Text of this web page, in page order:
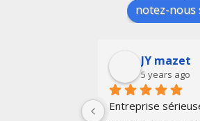
notez-nous
Joan Godin
6 years ago
Equipe